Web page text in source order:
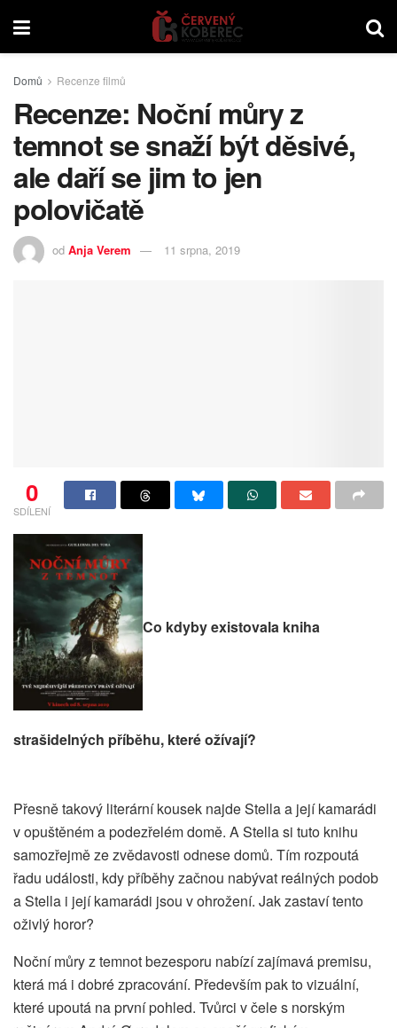
Domů Recenze filmů
Recenze: Noční můry z
temnot se snaží být děsivé,
ale daří se jim to jen
polovičatě
od Anja Verem 11 srpna, 2019
0
SDÍLENÍ
Co kdyby existovala kniha
strašidelných příběhu, které ožívají?
Přesně takový literární kousek najde Stella a její kamarádi
v opuštěném a podezřelém domě. A Stella si tuto knihu
samozřejmě ze zvědavosti odnese domů. Tím rozpoutá
řadu události, kdy příběhy začnou nabývat reálných podob
a Stella i její kamarádi jsou v ohrožení. Jak zastaví tento
oživlý horor?
Noční můry z temnot bezesporu nabízí zajímavá premisu,
která má i dobré zpracování. Především pak to vizuální,
které upoutá na první pohled. Tvůrci v čele s norským